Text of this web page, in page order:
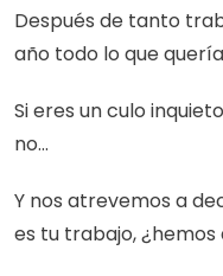
Después de tanto
año todo lo que
Si eres un culo
no…
Y nos atrevemos a
es tu trabajo,